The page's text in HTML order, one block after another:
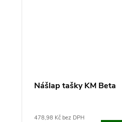
Nášlap tašky KM Beta
478,98 Kč bez DPH